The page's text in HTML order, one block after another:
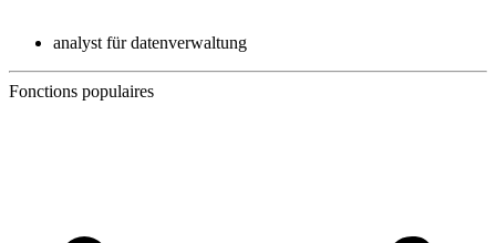
analyst für datenverwaltung
Fonctions populaires